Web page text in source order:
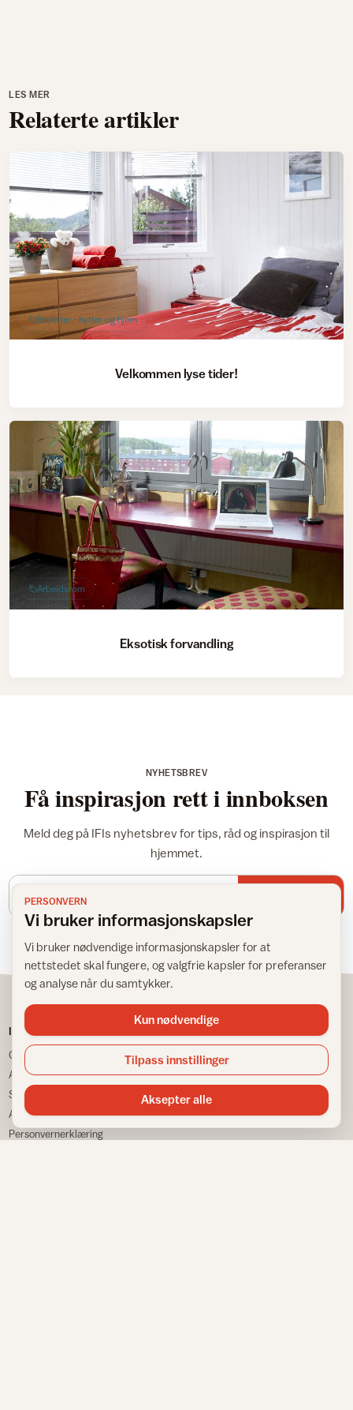
LES MER
Relaterte artikler
Før/etter - hytter og hjem
Velkommen lyse tider!
Arbeidsrom
Eksotisk forvandling
NYHETSBREV
Få inspirasjon rett i innboksen
Meld deg på IFIs nyhetsbrev for tips, råd og inspirasjon til
hjemmet.
E-postadresse
IFI
Om IFI
Ansatte
Samarbeidspartnere
Annonsere
Personvernerklæring
Spør Frida
Bransjestatistikk
Finn din nærmeste
Huskeliste
PERSONVERN
Vi bruker informasjonskapsler
Vi bruker nødvendige informasjonskapsler for at
nettstedet skal fungere, og valgfrie kapsler for preferanser
og analyse når du samtykker.
Kun nødvendige
Tilpass innstillinger
Aksepter alle